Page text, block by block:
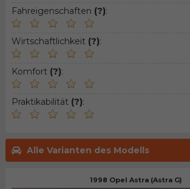
Fahreigenschaften (?):
Wirtschaftlichkeit (?):
Komfort (?):
Praktikabilität (?):
Alle Varianten des Modells
1998 Opel Astra (Astra G)